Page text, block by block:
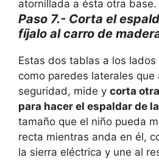
atornillada a ésta otra base.
Paso 7.- Corta el
fíjalo al carro de
Estas dos tablas a los
como paredes laterales que
seguridad, mide y corta
para hacer el espaldar de
tamaño que el niño pueda
recta mientras anda en él,
la sierra eléctrica y une al